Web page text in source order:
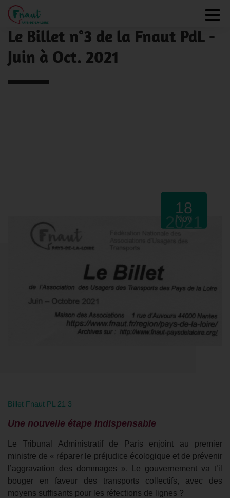
Panneau de gestion des cookies
NOS ACTUALITÉS
Le Billet n°3 de la Fnaut PdL -
Juin à Oct. 2021
18
Nov
2021
Billet Fnaut PL 21 3
Une nouvelle étape indispensable
Le Tribunal Administratif de Paris enjoint au premier
ministre de « réparer le préjudice écologique et de prévenir
l’aggravation des dommages ». Le gouvernement va t’il
bouger en faveur des transports collectifs, avec des
moyens suffisants pour les réfections de lignes ?